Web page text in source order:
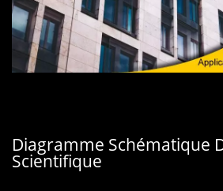
Diagramme Schématique
Scientifique